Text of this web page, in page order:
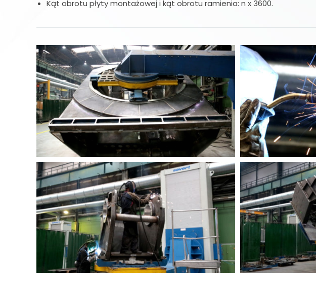
Kąt obrotu płyty montażowej i kąt obrotu ramienia: n x 3600.